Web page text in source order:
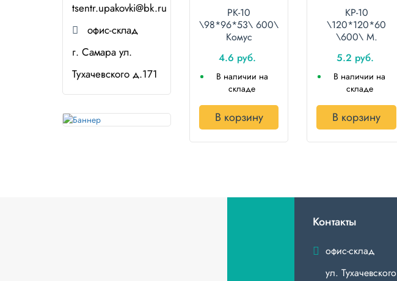
tsentr.upakovki@bk.ru
офис-склад
г. Самара ул.
Тухачевского д.171
РК-10
\98*96*53\ 600\
Комус
4.6 руб.
В наличии на
складе
В корзину
КР-10
\120*120*60
\600\ М.
5.2 руб.
В наличии на
складе
В корзину
Контакты
офис-склад
ул. Тухачевского